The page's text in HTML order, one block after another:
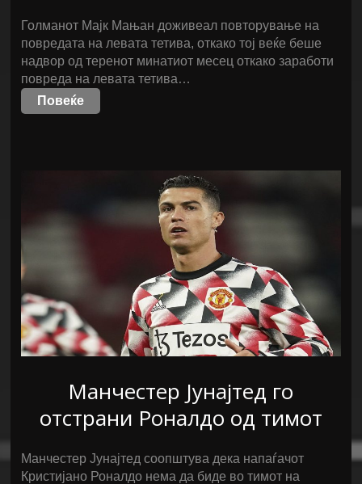
Голманот Мајк Мањан доживеал повторување на
повредата на левата тетива, откако тој веќе беше
надвор од теренот минатиот месец откако заработи
повреда на левата тетива…
Повеќе
Манчестер Јунајтед го
отстрани Роналдо од тимот
Манчестер Јунајтед соопштува дека напаѓачот
Кристијано Роналдо нема да биде во тимот на